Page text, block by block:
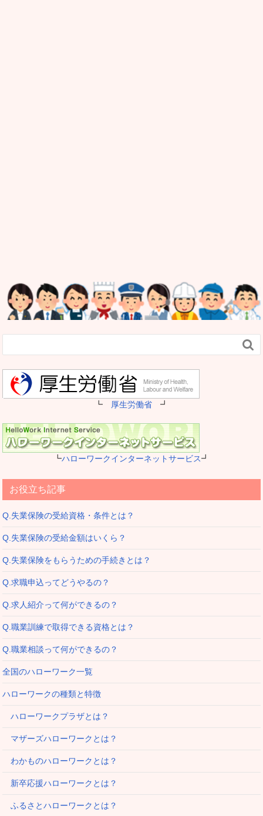

┗ 厚生労働省 ┛
┗ハローワークインターネットサービス┛
お役立ち記事
Q.失業保険の受給資格・条件とは？
Q.失業保険の受給金額はいくら？
Q.失業保険をもらうための手続きとは？
Q.求職申込ってどうやるの？
Q.求人紹介って何ができるの？
Q.職業訓練で取得できる資格とは？
Q.職業相談って何ができるの？
全国のハローワーク一覧
ハローワークの種類と特徴
ハローワークプラザとは？
マザーズハローワークとは？
わかものハローワークとは？
新卒応援ハローワークとは？
ふるさとハローワークとは？